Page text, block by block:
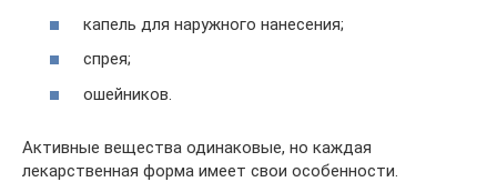
капель для наружного нанесения;
спрея;
ошейников.
Активные вещества одинаковые, но каждая
лекарственная форма имеет свои особенности.